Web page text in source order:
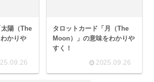
陽（The
かりや
タロットカード「月（The
Moon）」の意味をわかりや
すく！
2025.09.26